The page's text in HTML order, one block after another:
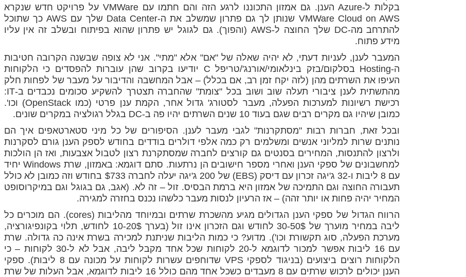
בקלות ל-Azure הענן. גם אמזון התכוננו לרגע הזה והם חתמו עם VMWare על פרויקט חדש שנקרא
VMWare Cloud on AWS שנותן לך גם פתרון שמשלב את ה-Data Center שלך עם AWS כך שתוכל
להתרחב מה-DC שלך החוצה ל-AWS (והפוך). גם לגוגל יש פתרון שהוא בפיתוח ובשלב זה אין עליו
מידע פתוח.
המעבר לענן, לעניות דעתי, לא יהיה שאלה של "אם" אלא "מתי". אני לא צופה שבשנה הקרובה חטיבות
ה-Hosting בסלקום/בזק בינלאומי/אורנג'/טריפל C יודיעו בקרוב שהן עוברות להפסדים כי הלקוחות
העיפו את השרתים מהן (לזה יקח זמן רב, אם בכלל) – אבל המחשבה והדיבור על מעבר של לפחות חלק
מהתשתית לענן ציבורי תעלה שוב ושוב בכל "צומת" שהחברה תצטרך להשקיע סכומים נכבדים ב-IT:
רכישת רשיונות למערכות הפעלה, מעבר לסטורג' גדול אחר, הקמת ענן פרטי (כמו OpenStack) וכו'.
כמובן שיהיו גם מקרים רבים שגם בעוד 10 שנים השרתים יהיו פה ב-DC בגלל רגולציה במקרים שונים.
ובכל זאת, חברות רבות "מסתקרנות" לגבי מעבר לענן. הסיפורים של כל מיני סטארטאפים איך הם
נותנים שרות למליוני אנשים ומשלמים רק כמה אלפי דולרים בודדים בחודש לספק הענן גורם לסקרנות
ולרצון להתנסות, המחירים בסנטים גם קורצים לחברה שמסתקרנת רצון לטבול אצבעות, ואז הן הולכות
למחשבונים של ספקי הענן ואחרי מספר חישובים הן נרתעות. סתם דוגמא: באמזון, שרת Windows יחיד
עם 8 ליבות ו-32 ג'יגה זכרון עם דיסק (EBS) של 200 ג'יגה יעלה לחברה $733 בחודש וזה כמובן לא כולל
תעבורה החוצה וגם התמיכה של אמזון היא ברמת הבסיס. זול – זה לא. (אגב, גם בגוגל וגם במיקרוסופט
המחיר יהיה פחות או יותר זהה) – אז הרעיון לנסות מעבר כלשהו נכנס בחזרה למגירה.
הרווח הגדול של ספקי הענן הגדולים מגיע מהשכרת שרתים ובמיוחד מהליבות (cores). הם מוכרים כל
ליבה במחיר מוערך של 30-50$ לחודש וגם הזכרון אינו זול (בערך 10-20$ לחודש, תלוי בקונפיגורציה,
מערכת הפעלה, סוג תקשורת וכו'). מדוע? כי כמות הליבות שניתנת למכירה בשרת אינה כה גדולה. שרת
עם 16 ליבות אפשר למכור לדוגמא ל-20 לקוחות שכל אחד מקבל ליבה, אבל לא ל-30 לקוחות – כי
הלקוחות רוצים ביצועים (בניגוד לספקי VPS שדוחפים עשרות לקוחות על מכונה עם 8 ליבות). ספקי
הענן יכולים לרכוש שרתים עם 8 מעבדים כשכל אחד מהם כולל 16 ליבות לדוגמא, אבל העלות של שרת